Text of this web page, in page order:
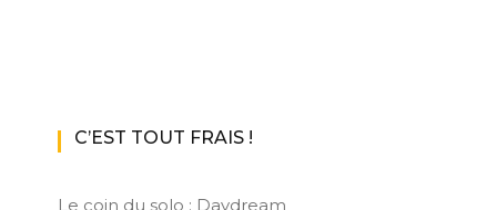
C’EST TOUT FRAIS !
Le coin du solo : Daydream